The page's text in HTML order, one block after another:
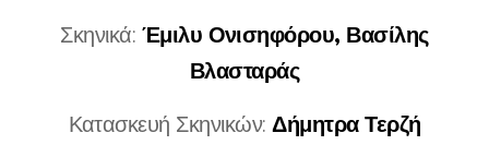
Σκηνικά: Έμιλυ Ονισηφόρου, Βασίλης
Βλασταράς
Κατασκευή Σκηνικών:Δήμητρα Τερζή